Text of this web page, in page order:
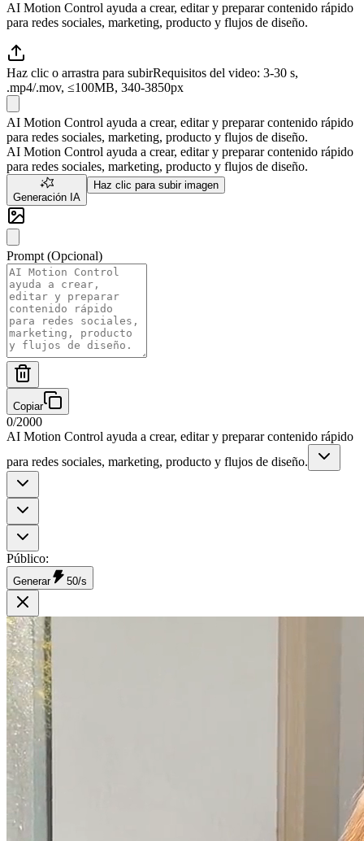
AI Motion Control ayuda a crear, editar y preparar contenido rápido
para redes sociales, marketing, producto y flujos de diseño.
Haz clic o arrastra para subirRequisitos del video: 3-30 s,
.mp4/.mov, ≤100MB, 340-3850px
AI Motion Control ayuda a crear, editar y preparar contenido rápido
para redes sociales, marketing, producto y flujos de diseño.
AI Motion Control ayuda a crear, editar y preparar contenido rápido
para redes sociales, marketing, producto y flujos de diseño.
Generación IA
Haz clic para subir imagen
Prompt (Opcional)
Copiar
0/2000
AI Motion Control ayuda a crear, editar y preparar contenido rápido
para redes sociales, marketing, producto y flujos de diseño.
Público:
Generar 50/s